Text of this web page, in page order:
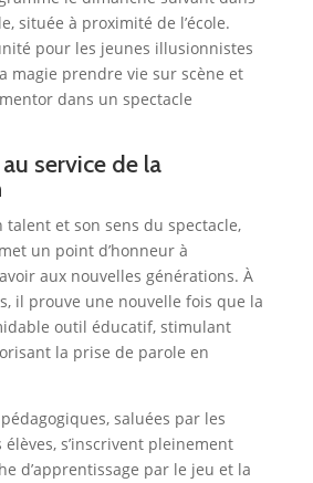
située à proximité de l’école.
pour les jeunes illusionnistes
magie prendre vie sur scène et
dans un spectacle
service de la
talent et son sens du spectacle,
un point d’honneur à
aux nouvelles générations. À
il prouve une nouvelle fois que la
outil éducatif, stimulant
la prise de parole en
saluées par les
s’inscrivent pleinement
d’apprentissage par le jeu et la